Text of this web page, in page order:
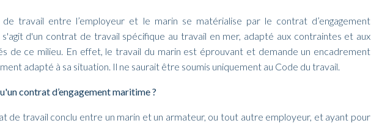
de travail entre l’employeur et le marin se matérialise par le contrat d’engagement
d'un contrat de travail spécifique au travail en mer, adapté aux contraintes et aux
de ce milieu. En effet, le travail du marin est éprouvant et demande un encadrement
adapté à sa situation. Il ne saurait être soumis uniquement au Code du travail.
contrat d’engagement maritime ?
de travail conclu entre un marin et un armateur, ou tout autre employeur, et ayant pour